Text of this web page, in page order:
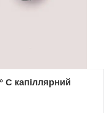
C капіллярний